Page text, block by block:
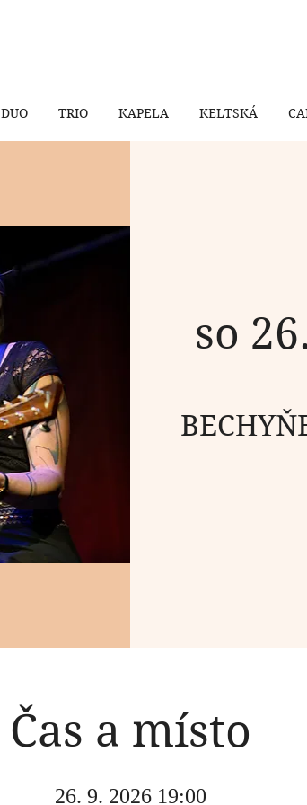
DUO TRIO KAPELA KELTSKÁ
so
Čas a místo
26. 9. 2026 19:00